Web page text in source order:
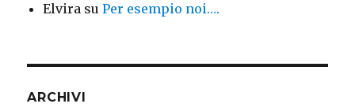
Elvira suPer esempio noi….
ARCHIVI